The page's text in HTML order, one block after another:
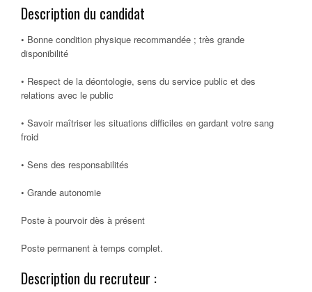
Description du candidat
• Bonne condition physique recommandée ; très grande
disponibilité
• Respect de la déontologie, sens du service public et des
relations avec le public
• Savoir maîtriser les situations difficiles en gardant votre sang
froid
• Sens des responsabilités
• Grande autonomie
Poste à pourvoir dès à présent
Poste permanent à temps complet.
Description du recruteur :